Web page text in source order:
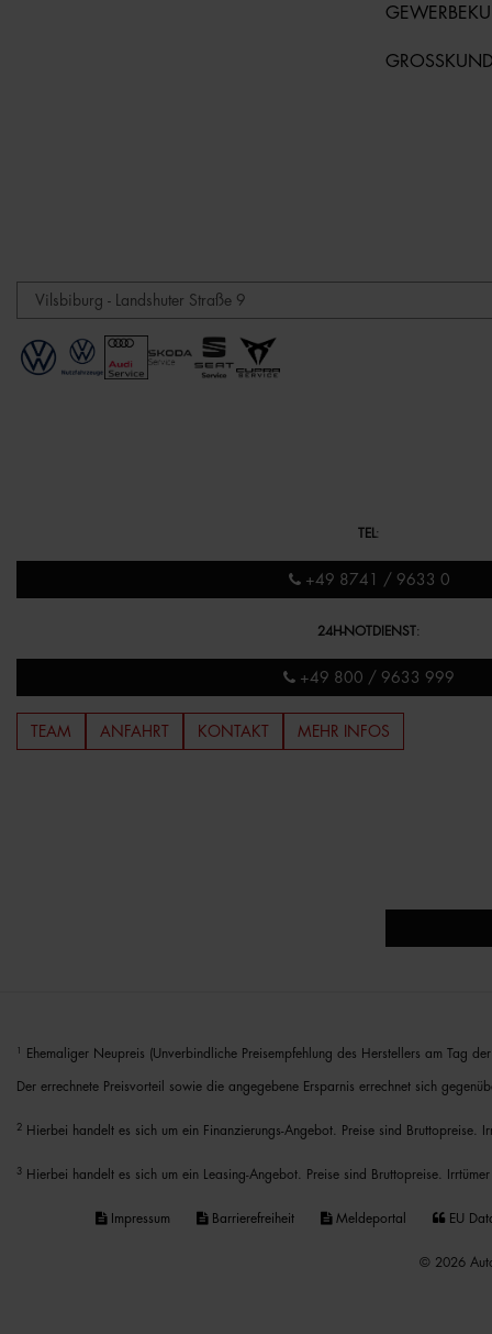
TEL :
+49 8741 / 9633 0
24H-NOTDIENST:
+49 800 / 9633 999
TEAM ANFAHRT KONTAKT MEHR INFOS
Ehemaliger Neupreis (Unverbindliche Preisempfehlung des Herstellers am Tag
Der errechnete Preisvorteil sowie die angegebene Ersparnis errechnet sich
2 Hierbei handelt es sich um ein Finanzierungs-Angebot. Preise sind Bruttopreise.
3 Hierbei handelt es sich um ein Leasing-Angebot. Preise sind Bruttopreise.
Impressum Barrierefreiheit Meldeportal EU
© 2026